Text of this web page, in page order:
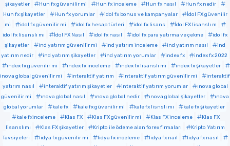
şikayetler
Hun fx güvenilir mi Hun fx inceleme Hun fx nasıl
Hun fx nedir
Hun fx şikayetler
Hun fx yorumlar idol fx bonus ve kampanyalar
İdol FX güvenilir
mi
idol fx güvenilir mi idol fx hesap türleri idol fx lisans
İdol FX lisanslı m
idol fx lisanslı mı
İdol FX Nasıl idol fx nasıl idol fx para yatırma ve çekme
idol fx
şikayetler
ind yatırım güvenilir mi ind yatırım inceleme ind yatırım nasıl
ind
yatırım nedir
ind yatırım şikayetler ind yatırım yorumlar index fx
index fx 2022
index fx güvenilir mi
index fx inceleme index fx lisanslı mı
index fx şikayetler
inova global güvenilir mi
interaktif yatırım interaktif yatırım güvenilir mi
interaktif
yatırım nasıl
interaktif yatırım şikayetler interaktif yatırım yorumlar
ınova global
güvenilir mi
ınova global nasıl ınova global nedir ınova global şikayetler
ınova
global yorumlar
kale fx kale fx güvenilir mi kale fx lisnslı mı
kale fx şikayetler
kale fxinceleme
Klas FX Klas FX güvenilir mi Klas FX inceleme
Klas FX
lisanslımı
Klas FX şikayetler Kripto ile ödeme alan forex firmaları
Kripto Yatırım
Tavsiyeleri
lidya fx güvenilir mi lidya fx inceleme lidya fx naıl
lidya fx nasıl